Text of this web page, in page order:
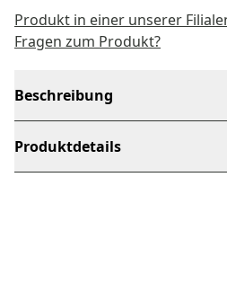
Produkt in einer unserer
Fragen zum Produkt?
Beschreibung
Produktdetails